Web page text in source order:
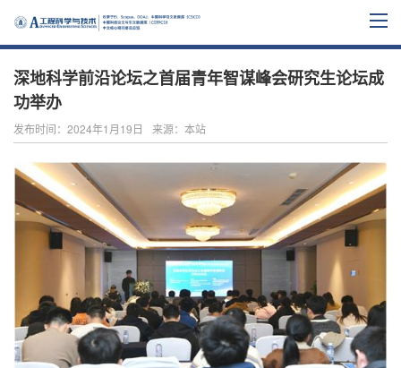
深地科学前沿论坛之首届青年智谋峰会研究生论坛成
功举办
发布时间：2024年1月19日 来源：本站